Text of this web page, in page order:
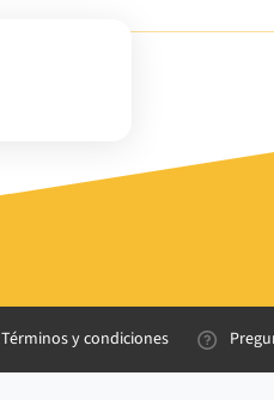
Términos y condiciones